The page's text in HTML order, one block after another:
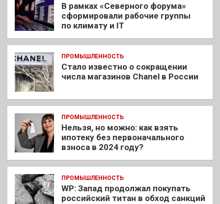
В рамках «Северного форума»
сформировали рабочие группы
по климату и IT
ПРОМЫШЛЕННОСТЬ
Стало известно о сокращении
числа магазинов Chanel в России
ПРОМЫШЛЕННОСТЬ
Нельзя, но можно: как взять
ипотеку без первоначального
взноса в 2024 году?
ПРОМЫШЛЕННОСТЬ
WP: Запад продолжал покупать
российский титан в обход санкций